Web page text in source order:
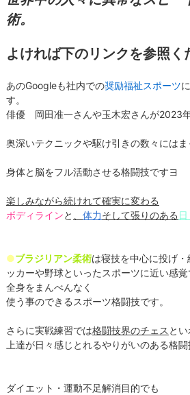
術。
よければ下のリンクを参照く
あのGoogleも社内での奨励福祉スポーツ
す。
俳優 岡田准一さんや玉木宏さんが2023
奥深いテクニックや駆け引きの数々には
身体と脳をフル活動させる格闘技ですヨ
楽しみながら続けれて確実に変わる
ボディラインと 体力そして張りのある
●ブラジリアン柔術は寝技を中心に投げ
ッカーや野球といったスポーツに近い感
全身をまんべんなく
使う事のできるスポーツ格闘技です。
さらに実戦練習では格闘技界のチェス と
上達が日々感じとれるやりがいのある格
ダイエット・運動不足解消目的でも